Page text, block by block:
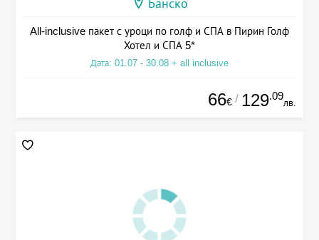
Банско
All-inclusive пакет с уроци по голф и СПА в Пирин Голф
Хотел и СПА 5*
Дата: 01.07 - 30.08 + all inclusive
66€ / 129.09
лв.